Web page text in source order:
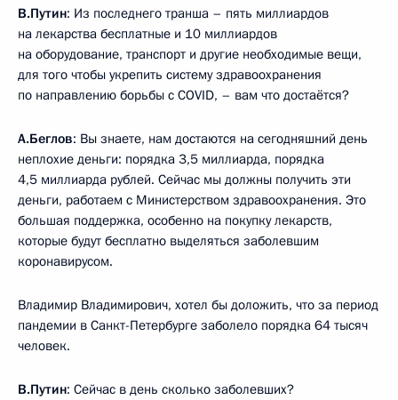
В.Путин: Из последнего транша – пять миллиардов
на лекарства бесплатные и 10 миллиардов
на оборудование, транспорт и другие необходимые вещи,
для того чтобы укрепить систему здравоохранения
по направлению борьбы с COVID, – вам что достаётся?
А.Беглов: Вы знаете, нам достаются на сегодняшний день
неплохие деньги: порядка 3,5 миллиарда, порядка
4,5 миллиарда рублей. Сейчас мы должны получить эти
деньги, работаем с Министерством здравоохранения. Это
большая поддержка, особенно на покупку лекарств,
которые будут бесплатно выделяться заболевшим
коронавирусом.
Владимир Владимирович, хотел бы доложить, что за период
пандемии в Санкт-Петербурге заболело порядка 64 тысяч
человек.
В.Путин: Сейчас в день сколько заболевших?